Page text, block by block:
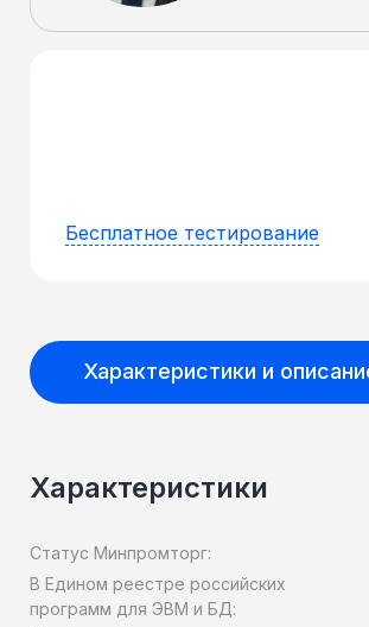
Бесплатное тестирование
Характеристики и
Характеристики
Статус Минпромторг:
В Едином реестре российских
программ для ЭВМ и БД: